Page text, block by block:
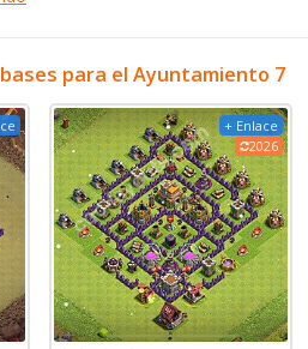
para el Ayuntamiento 7
+ Enlace
2026